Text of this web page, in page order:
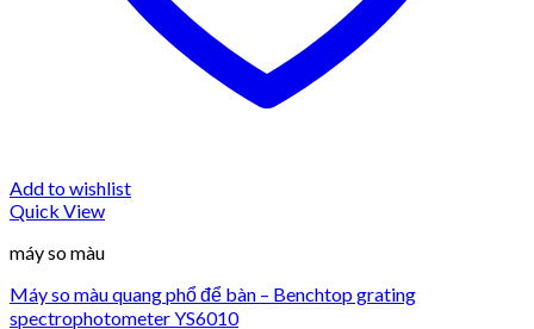
Add to wishlist
Quick View
máy so màu
Máy so màu quang phổ để bàn – Benchtop grating
spectrophotometer YS6010